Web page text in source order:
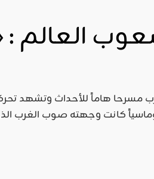
مسرحا هاماً للأحداث وتشهد